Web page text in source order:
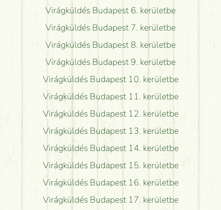
Virágküldés Budapest 6. kerületbe
Virágküldés Budapest 7. kerületbe
Virágküldés Budapest 8. kerületbe
Virágküldés Budapest 9. kerületbe
Virágküldés Budapest 10. kerületbe
Virágküldés Budapest 11. kerületbe
Virágküldés Budapest 12. kerületbe
Virágküldés Budapest 13. kerületbe
Virágküldés Budapest 14. kerületbe
Virágküldés Budapest 15. kerületbe
Virágküldés Budapest 16. kerületbe
Virágküldés Budapest 17. kerületbe